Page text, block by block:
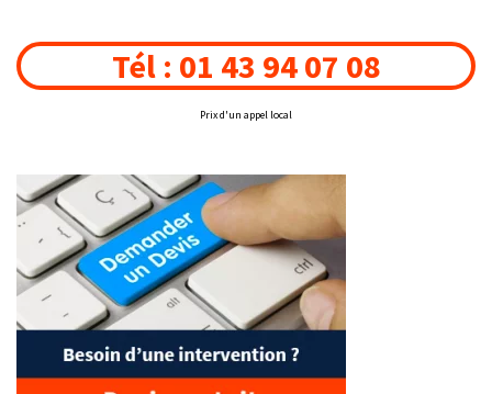
Tél : 01 43 94 07 08
Prix d'un appel local